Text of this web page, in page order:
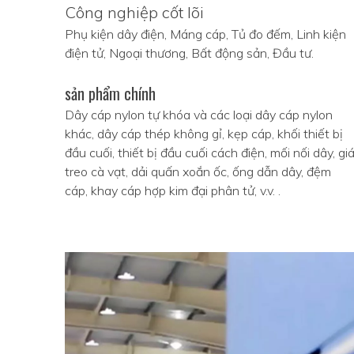
Công nghiệp cốt lõi
Phụ kiện dây điện, Máng cáp, Tủ đo đếm, Linh kiện
điện tử, Ngoại thương, Bất động sản, Đầu tư.
sản phẩm chính
Dây cáp nylon tự khóa và các loại dây cáp nylon
khác, dây cáp thép không gỉ, kẹp cáp, khối thiết bị
đầu cuối, thiết bị đầu cuối cách điện, mối nối dây, giá
treo cà vạt, dải quấn xoắn ốc, ống dẫn dây, đệm
cáp, khay cáp hợp kim đại phân tử, v.v. .